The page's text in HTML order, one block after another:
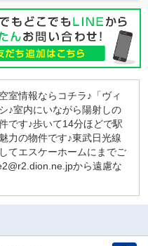
室情報ならコチラ♪「ヴィ
♪室内にいながら陽射しの
です♪歩いて14分ほどで駅
力の物件です♪東武日光線
てエスケーホームにまでご
から遠慮な